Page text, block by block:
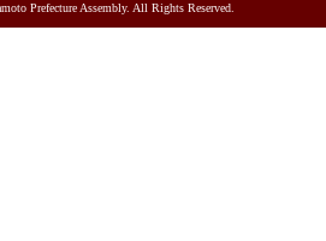
Prefecture Assembly. All Rights Reserved.